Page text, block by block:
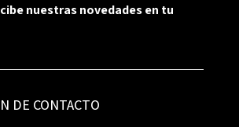
nuestras novedades en tu
DE CONTACTO